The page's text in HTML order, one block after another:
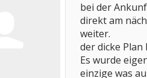
bei der
direkt am
weiter.
der dicke
Es wurde
einzige was